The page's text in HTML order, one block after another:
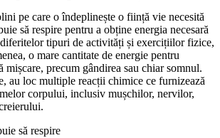
pe care o îndeplinește o ființă vie necesită
să respire pentru a obține energia necesară
tipuri de activități și exercițiilor fizice,
o mare cantitate de energie pentru
mișcare, precum gândirea sau chiar somnul.
au loc multiple reacții chimice ce furnizează
corpului, inclusiv mușchilor, nervilor,